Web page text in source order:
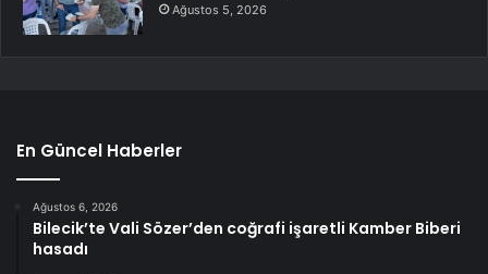
Ağustos 5, 2026
En Güncel Haberler
Ağustos 6, 2026
Bilecik’te Vali Sözer’den coğrafi işaretli Kamber Biberi
hasadı